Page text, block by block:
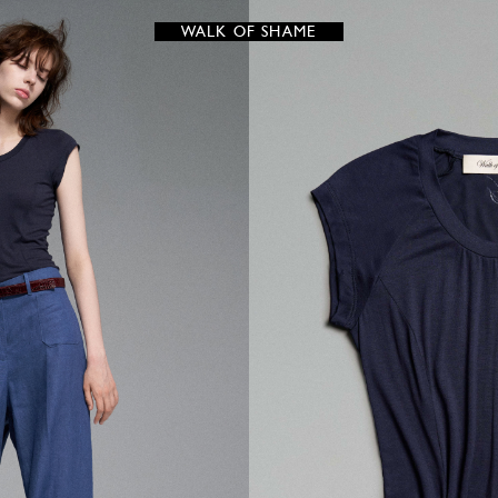
WALK OF SHAME